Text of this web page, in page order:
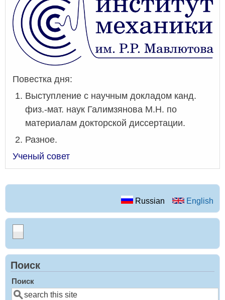
Повестка дня:
Выступление с научным докладом канд.
физ.-мат. наук Галимзянова М.Н. по
материалам докторской диссертации.
Разное.
Ученый совет
Russian English
Поиск
Поиск